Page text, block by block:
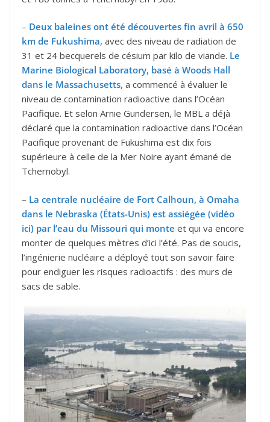
– Deux baleines ont été découvertes fin avril à 650
km de Fukushima, avec des niveau de radiation de
31 et 24 becquerels de césium par kilo de viande. Le
Marine Biological Laboratory, basé à Woods Hall
dans le Massachusetts, a commencé à évaluer le
niveau de contamination radioactive dans l’Océan
Pacifique. Et selon Arnie Gundersen, le MBL a déjà
déclaré que la contamination radioactive dans l’Océan
Pacifique provenant de Fukushima est dix fois
supérieure à celle de la Mer Noire ayant émané de
Tchernobyl.
– La centrale nucléaire de Fort Calhoun, à Omaha
dans le Nebraska (États-Unis) est assiégée (vidéo
ici) par l’eau du Missouri qui monte et qui va encore
monter de quelques mètres d’ici l’été. Pas de soucis,
l’ingénierie nucléaire a déployé tout son savoir faire
pour endiguer les risques radioactifs : des murs de
sacs de sable.